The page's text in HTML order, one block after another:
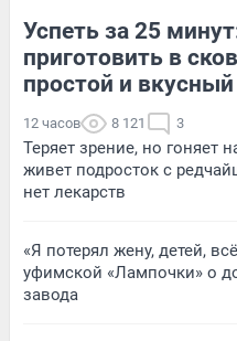
Успеть за 25
приготовить в
простой и
12 часов 8 121 3
Теряет зрение, но гоняет
живет подросток с
нет лекарств
«Я потерял жену, детей,
уфимской «Лампочки» о
завода